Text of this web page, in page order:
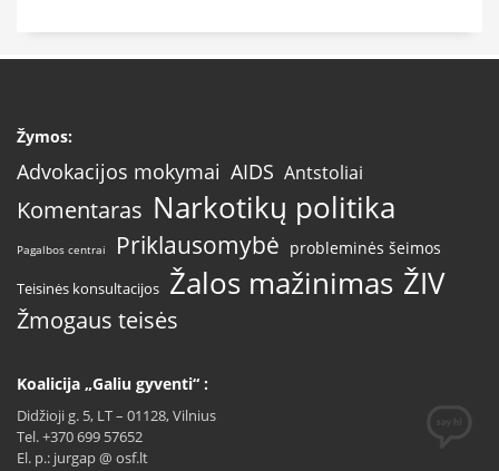
Žymos:
Advokacijos mokymai AIDS Antstoliai
Komentaras Narkotikų politika
Pagalbos centrai Priklausomybė probleminės šeimos
Teisinės konsultacijos Žalos mažinimas ŽIV
Žmogaus teisės
Koalicija „Galiu gyventi“ :
Didžioji g. 5, LT – 01128, Vilnius
Tel. +370 699 57652
El. p.: jurgap @ osf.lt